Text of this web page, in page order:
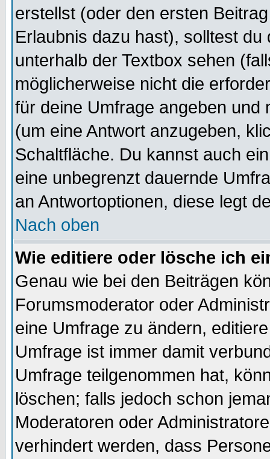
erstellst (oder den ersten
Erlaubnis dazu hast), solltest
unterhalb der Textbox sehen
möglicherweise nicht die
für deine Umfrage angeben und
(um eine Antwort anzugeben,
Schaltfläche. Du kannst auch
eine unbegrenzt dauernde
an Antwortoptionen, diese legt
Nach oben
Wie editiere oder lösche ich
Genau wie bei den Beiträgen
Forumsmoderator oder
eine Umfrage zu ändern,
Umfrage ist immer damit
Umfrage teilgenommen hat,
löschen; falls jedoch schon
Moderatoren oder
verhindert werden, dass